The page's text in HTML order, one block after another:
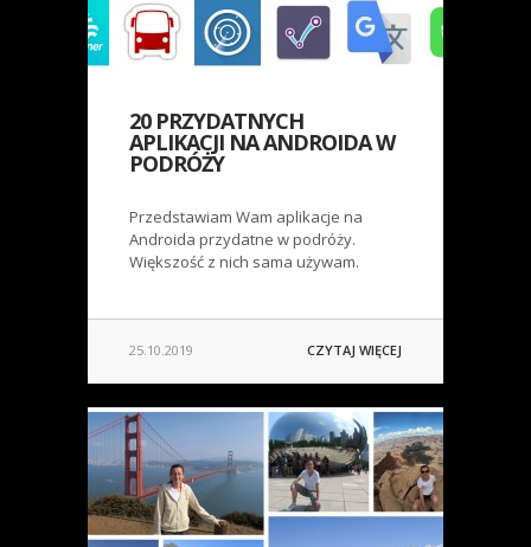
20 PRZYDATNYCH
APLIKACJI NA ANDROIDA W
PODRÓŻY
Przedstawiam Wam aplikacje na
Androida przydatne w podróży.
Większość z nich sama używam.
25.10.2019 CZYTAJ WIĘCEJ